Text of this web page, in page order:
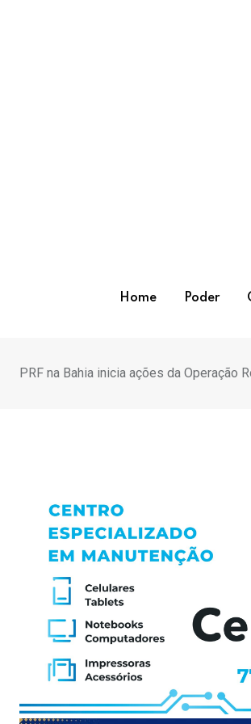
Home Poder
PRF na Bahia inicia ações da